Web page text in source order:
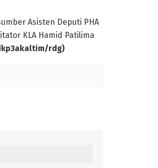
Asisten Deputi PHA
KLA Hamid Patilima
rdg)